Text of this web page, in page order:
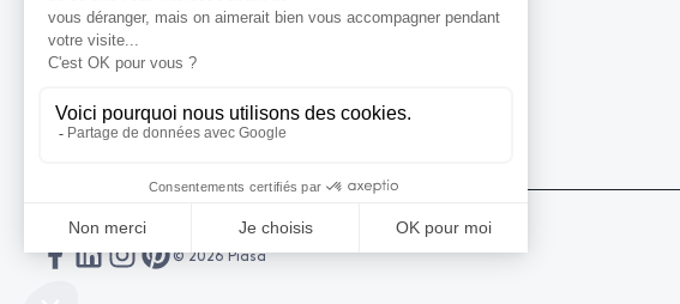
Demande d’estimation
© 2026 Piasa